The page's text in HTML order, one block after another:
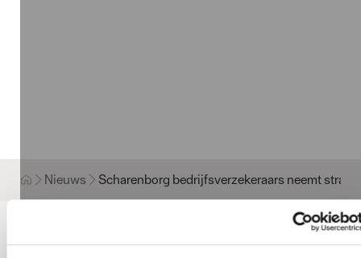
Nieuws Scharenborg bedrijfsverzekeraars neemt